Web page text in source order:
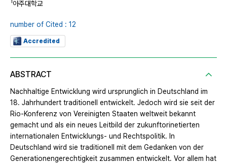
아주대학교
number of Cited : 12
Accredited
ABSTRACT
Nachhaltige Entwicklung wird ursprunglich in Deutschland im
18. Jahrhundert traditionell entwickelt. Jedoch wird sie seit der
Rio-Konferenz von Vereinigten Staaten weltweit bekannt
gemacht und als ein neues Leitbild der zukunftorinetierten
internationalen Entwicklungs- und Rechtspolitik. In
Deutschland wird sie traditionell mit dem Gedanken von der
Generationengerechtigkeit zusammen entwickelt. Vor allem hat